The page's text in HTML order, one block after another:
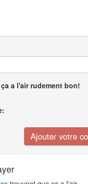
a l'air rudement bon!